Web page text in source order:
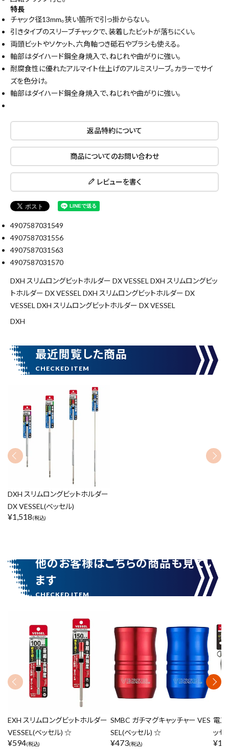
キーワードから探す
search
腰袋 バンスト展示品
在庫のない商品を表示しない
リセット この内容で検索
特長
チャック径13mm。狭い箇所で引っ掛からない。
引きタイプのスリーブチャックで、装着したビットが落ちにくい。
両頭ビットやソケット、六角軸つき砥石やブラシも使える。
軸部はダイハード鋼全身焼入で、ねじれや曲がりに強い。
耐腐食性に優れたアルマイト仕上げのアルミスリーブ。カラーでサイ
ズを色分け。
軸部はダイハード鋼全身焼入で、ねじれや曲がりに強い。
返品特約について
商品についてのお問い合わせ
レビューを書く
4907587031549
4907587031556
4907587031563
4907587031570
DXH スリムロングビットホルダー DX VESSEL DXH スリムロングビッ
トホルダー DX VESSEL DXH スリムロングビットホルダー DX
VESSEL DXH スリムロングビットホルダー DX VESSEL
DXH
最近閲覧した商品
DXH スリムロングビットホルダー
DX VESSEL(ベッセル)
¥1,518(税込)
他のお客様はこちらの商品も見てい
ます
EXH スリムロングビットホルダー
VESSEL(ベッセル) ☆
¥594(税込)
SMBC ガチマグキャッチャー VES
SEL(ベッセル) ☆
¥473(税込)
電工
ッセ
¥